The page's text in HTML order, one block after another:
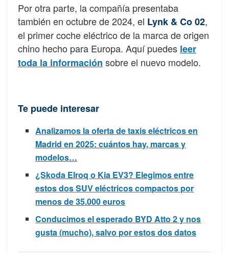
Por otra parte, la compañía presentaba
también en octubre de 2024, el Lynk & Co 02,
el primer coche eléctrico de la marca de origen
chino hecho para Europa. Aquí puedes leer
toda la información sobre el nuevo modelo.
Te puede interesar
Analizamos la oferta de taxis eléctricos en
Madrid en 2025: cuántos hay, marcas y
modelos…
¿Skoda Elroq o Kia EV3? Elegimos entre
estos dos SUV eléctricos compactos por
menos de 35.000 euros
Conducimos el esperado BYD Atto 2 y nos
gusta (mucho), salvo por estos dos datos